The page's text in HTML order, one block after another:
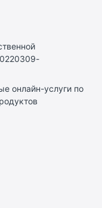
онлайн-услуги по